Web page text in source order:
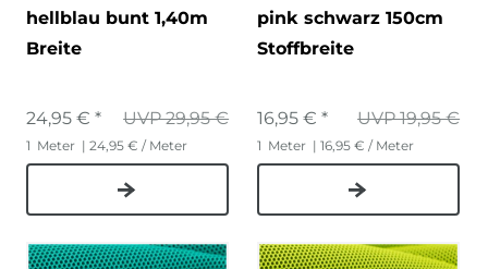
hellblau bunt 1,40m
Breite
UVP 29,95 €
24,95 € *
1 Meter | 24,95 € / Meter
pink schwarz 150cm
Stoffbreite
UVP 19,95 €
16,95 € *
1 Meter | 16,95 € / Meter